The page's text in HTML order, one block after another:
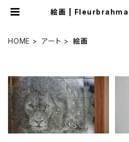
絵画 |
HOME アート 絵画